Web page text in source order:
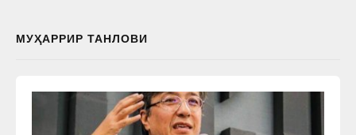
МУҲАРРИР ТАНЛОВИ